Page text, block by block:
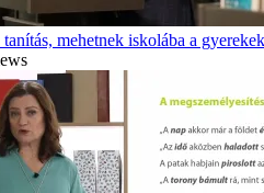
mehetnek iskolába a gyerekek